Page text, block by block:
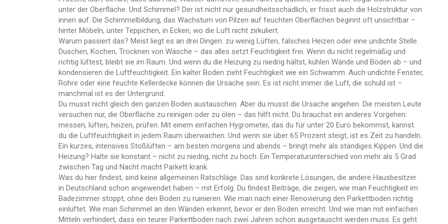
unter der Oberfläche. Und Schimmel? Der ist nicht nur gesundheitsschädlich, er frisst auch die Holzstruktur von
innen auf. Die Schimmelbildung, das Wachstum von Pilzen auf feuchten Oberflächen beginnt oft unsichtbar –
hinter Möbeln, unter Teppichen, in Ecken, wo die Luft nicht zirkuliert.
Warum passiert das? Meist liegt es an drei Dingen: zu wenig Lüften, falsches Heizen oder eine undichte Stelle.
Duschen, Kochen, Trocknen von Wäsche – das alles setzt Feuchtigkeit frei. Wenn du nicht regelmäßig und
richtig lüftest, bleibt sie im Raum. Und wenn du die Heizung zu niedrig hältst, kühlen Wände und Böden ab – und
kondensieren die Luftfeuchtigkeit. Ein kalter Boden zieht Feuchtigkeit wie ein Schwamm. Auch undichte Fenster,
Rohre oder eine feuchte Kellerdecke können die Ursache sein. Es ist nicht immer die Luft, die schuld ist –
manchmal ist es der Untergrund.
Du musst nicht gleich den ganzen Boden austauschen. Aber du musst die Ursache angehen. Die meisten Leute
versuchen nur, die Oberfläche zu reinigen oder zu ölen – das hilft nicht. Du brauchst ein anderes Vorgehen:
messen, lüften, heizen, prüfen. Mit einem einfachen Hygrometer, das du für unter 20 Euro bekommst, kannst
du die Luftfeuchtigkeit in jedem Raum überwachen. Und wenn sie über 65 Prozent steigt, ist es Zeit zu handeln.
Ein kurzes, intensives Stoßlüften – am besten morgens und abends – bringt mehr als ständiges Kippen. Und die
Heizung? Halte sie konstant – nicht zu niedrig, nicht zu hoch. Ein Temperaturunterschied von mehr als 5 Grad
zwischen Tag und Nacht macht Parkett krank.
Was du hier findest, sind keine allgemeinen Ratschläge. Das sind konkrete Lösungen, die andere Hausbesitzer
in Deutschland schon angewendet haben – mit Erfolg. Du findest Beiträge, die zeigen, wie man Feuchtigkeit im
Badezimmer stoppt, ohne den Boden zu ruinieren. Wie man nach einer Renovierung den Parkettboden richtig
einlüftet. Wie man Schimmel an den Wänden erkennt, bevor er den Boden erreicht. Und wie man mit einfachen
Mitteln verhindert, dass ein teurer Parkettboden nach zwei Jahren schon ausgetauscht werden muss. Es geht